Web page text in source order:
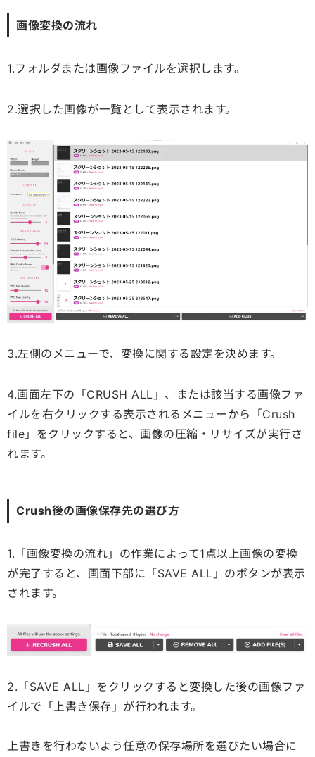
画像変換の流れ
1.フォルダまたは画像ファイルを選択します。
2.選択した画像が一覧として表示されます。
3.左側のメニューで、変換に関する設定を決めます。
4.画面左下の「CRUSH ALL」、または該当する画像ファ
イルを右クリックする表示されるメニューから「Crush
file」をクリックすると、画像の圧縮・リサイズが実行さ
れます。
Crush後の画像保存先の選び方
1.「画像変換の流れ」の作業によって1点以上画像の変換
が完了すると、画面下部に「SAVE ALL」のボタンが表示
されます。
2.「SAVE ALL」をクリックすると変換した後の画像ファ
イルで「上書き保存」が行われます。
上書きを行わないよう任意の保存場所を選びたい場合に